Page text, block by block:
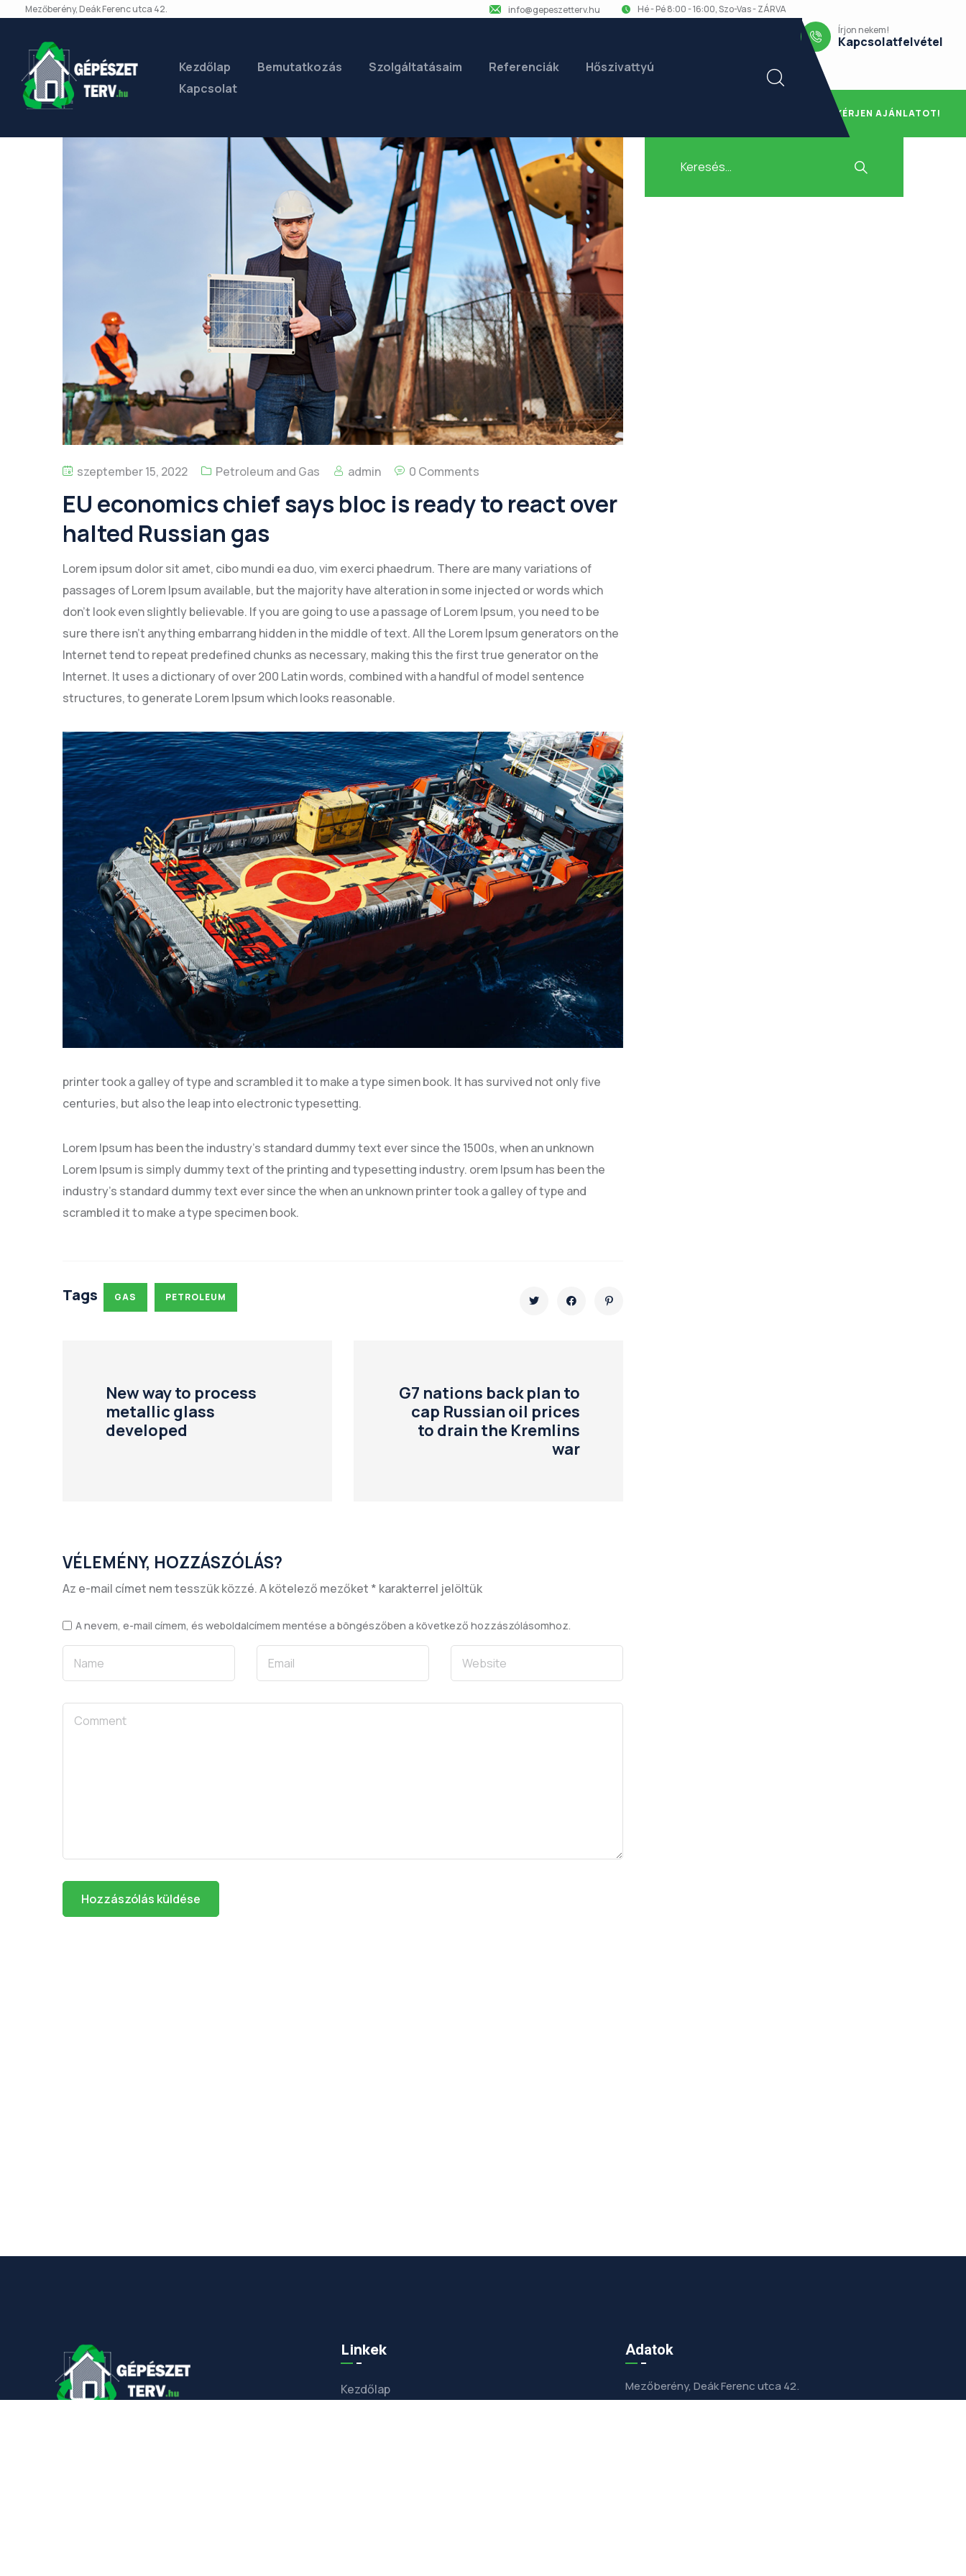
Mezőberény, Deák Ferenc utca 42. info@gepeszetterv.hu
Hé - Pé 8:00 - 16:00, Szo-Vas - ZÁRVA
Írjon nekem!
Kapcsolatfelvétel
Kezdőlap
Bemutatkozás Szolgáltatásaim Referenciák
Hőszivattyú
Kapcsolat
KÉRJEN AJÁNLATOT!
szeptember 15, 2022 Petroleum and Gas admin 0 Comments
EU economics chief says bloc is ready to react over
halted Russian gas
Lorem ipsum dolor sit amet, cibo mundi ea duo, vim exerci phaedrum. There are many variations of
passages of Lorem Ipsum available, but the majority have alteration in some injected or words which
don’t look even slightly believable. If you are going to use a passage of Lorem Ipsum, you need to be
sure there isn’t anything embarrang hidden in the middle of text. All the Lorem Ipsum generators on the
Internet tend to repeat predefined chunks as necessary, making this the first true generator on the
Internet. It uses a dictionary of over 200 Latin words, combined with a handful of model sentence
structures, to generate Lorem Ipsum which looks reasonable.
printer took a galley of type and scrambled it to make a type simen book. It has survived not only five
centuries, but also the leap into electronic typesetting.
Lorem Ipsum has been the industry’s standard dummy text ever since the 1500s, when an unknown
Lorem Ipsum is simply dummy text of the printing and typesetting industry. orem Ipsum has been the
industry’s standard dummy text ever since the when an unknown printer took a galley of type and
scrambled it to make a type specimen book.
Tags GAS PETROLEUM
New way to process
metallic glass
developed
G7 nations back plan to
cap Russian oil prices
to drain the Kremlins
war
VÉLEMÉNY, HOZZÁSZÓLÁS?
Az e-mail címet nem tesszük közzé.A kötelező mezőket * karakterrel jelöltük
A nevem, e-mail címem, és weboldalcímem mentése a böngészőben a következő hozzászólásomhoz.
Linkek
Kezdőlap
Adatok
Mezőberény, Deák Ferenc utca 42.